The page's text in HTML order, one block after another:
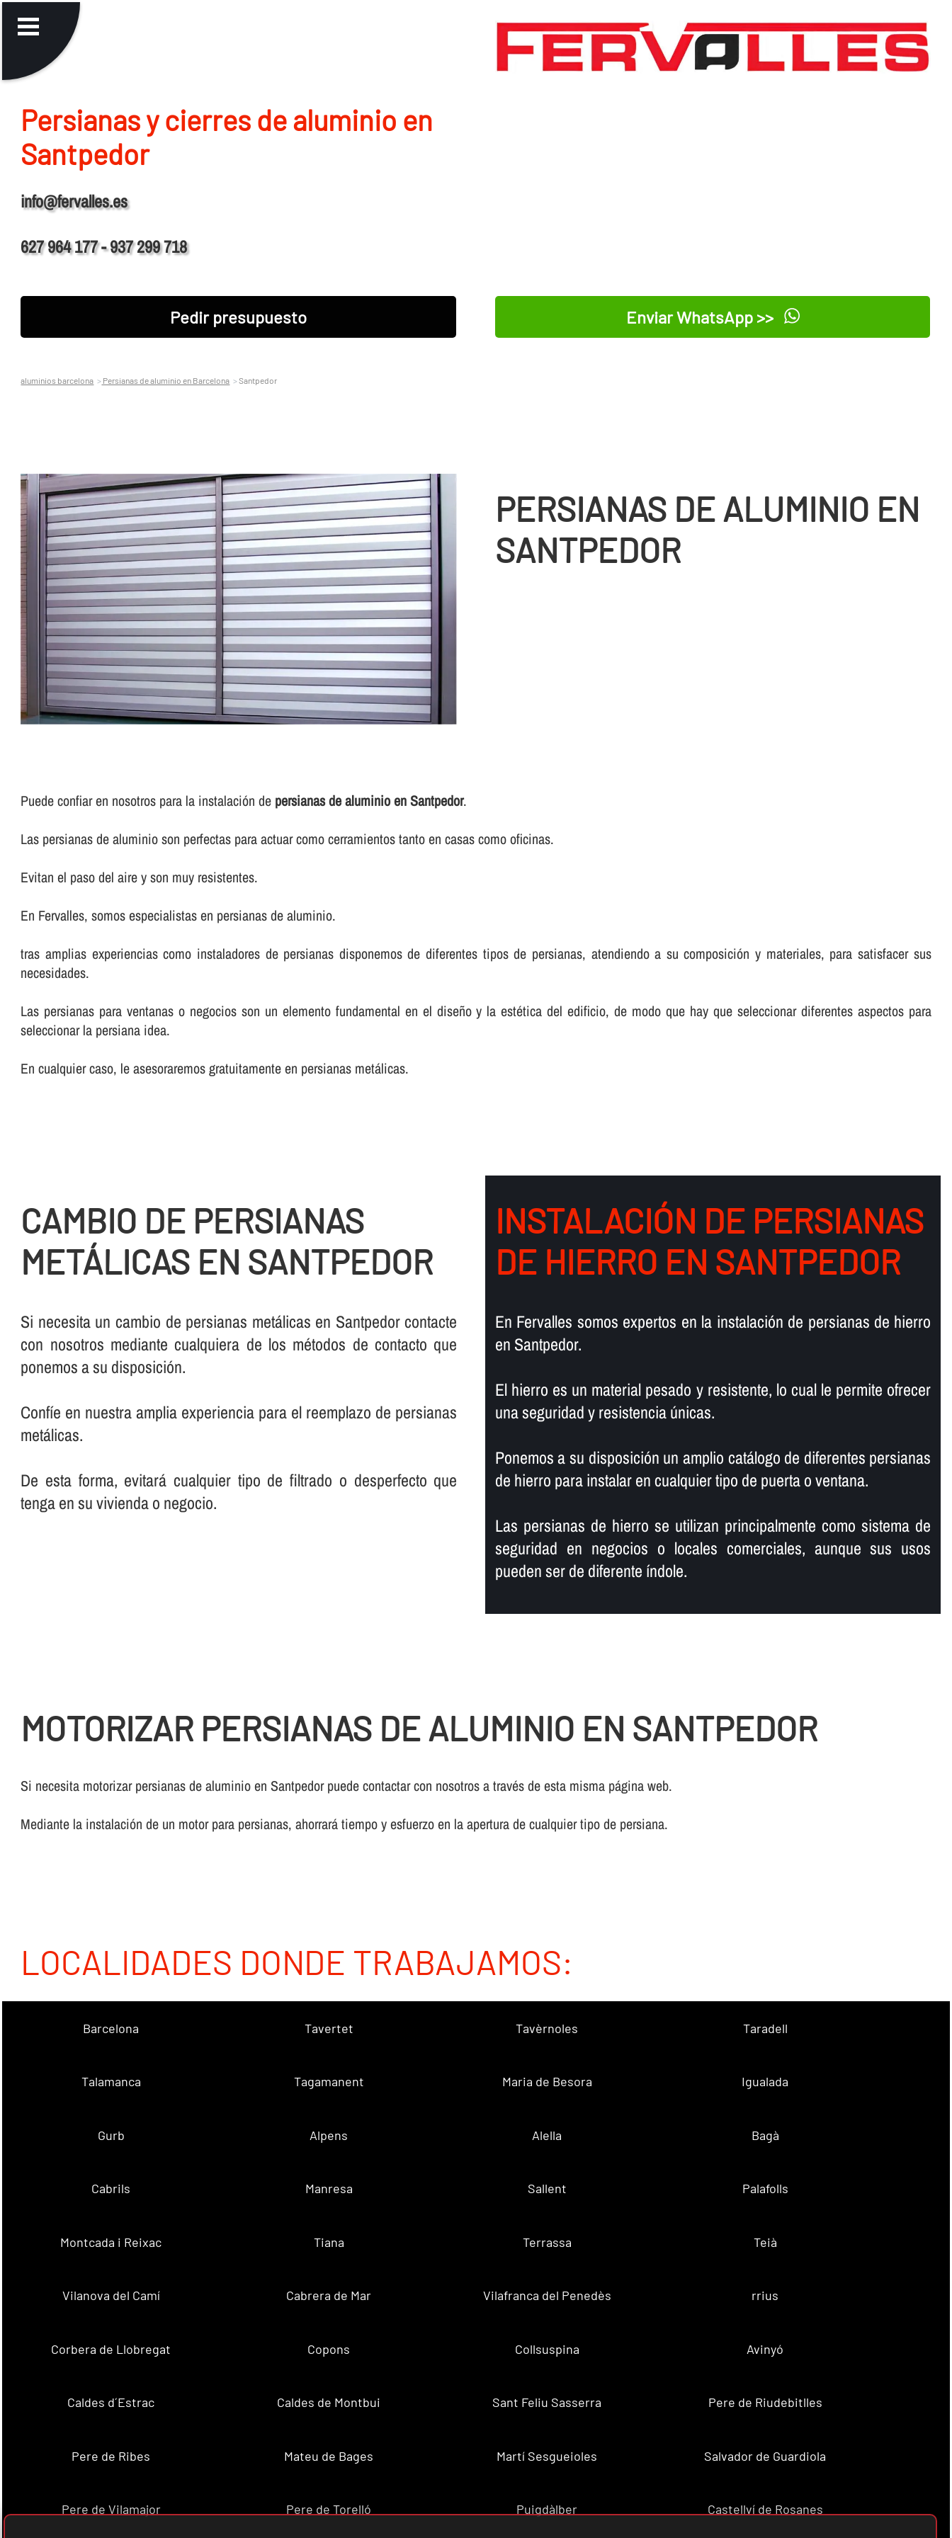
Persianas y cierres de aluminio en
Santpedor
info@fervalles.es
627 964 177 - 937 299 718
Pedir presupuesto Enviar WhatsApp >>
aluminios barcelona Persianas de aluminio en Barcelona Santpedor
PERSIANAS DE ALUMINIO EN
SANTPEDOR
Puede confiar en nosotros para la instalación de persianas de aluminio en Santpedor.
Las persianas de aluminio son perfectas para actuar como cerramientos tanto en casas como oficinas.
Evitan el paso del aire y son muy resistentes.
En Fervalles, somos especialistas en persianas de aluminio.
tras amplias experiencias como instaladores de persianas disponemos de diferentes tipos de persianas, atendiendo a su composición y materiales, para satisfacer sus
necesidades.
Las persianas para ventanas o negocios son un elemento fundamental en el diseño y la estética del edificio, de modo que hay que seleccionar diferentes aspectos para
seleccionar la persiana idea.
En cualquier caso, le asesoraremos gratuitamente en persianas metálicas.
CAMBIO DE PERSIANAS
METÁLICAS EN SANTPEDOR
Si necesita un cambio de persianas metálicas en Santpedor contacte
con nosotros mediante cualquiera de los métodos de contacto que
ponemos a su disposición.
Confí­e en nuestra amplia experiencia para el reemplazo de persianas
metálicas.
De esta forma, evitará cualquier tipo de filtrado o desperfecto que
tenga en su vivienda o negocio.
INSTALACIÓN DE PERSIANAS
DE HIERRO EN SANTPEDOR
En Fervalles somos expertos en la instalación de persianas de hierro
en Santpedor.
El hierro es un material pesado y resistente, lo cual le permite ofrecer
una seguridad y resistencia únicas.
Ponemos a su disposición un amplio catálogo de diferentes persianas
de hierro para instalar en cualquier tipo de puerta o ventana.
Las persianas de hierro se utilizan principalmente como sistema de
seguridad en negocios o locales comerciales, aunque sus usos
pueden ser de diferente í­ndole.
MOTORIZAR PERSIANAS DE ALUMINIO EN SANTPEDOR
Si necesita motorizar persianas de aluminio en Santpedor puede contactar con nosotros a través de esta misma página web.
Mediante la instalación de un motor para persianas, ahorrará tiempo y esfuerzo en la apertura de cualquier tipo de persiana.
LOCALIDADES DONDE TRABAJAMOS:
Barcelona Tavertet Tavèrnoles Taradell
Talamanca Tagamanent Maria de Besora Igualada
Gurb Alpens Alella Bagà
Cabrils Manresa Sallent Palafolls
Montcada i Reixac Tiana Terrassa Teià
Vilanova del Camí Cabrera de Mar Vilafranca del Penedès rrius
Corbera de Llobregat Copons Collsuspina Avinyó
Caldes d´Estrac Caldes de Montbui Sant Feliu Sasserra Pere de Riudebitlles
Pere de Ribes Mateu de Bages Martí Sesgueioles Salvador de Guardiola
Pere de Vilamajor Pere de Torelló Puigdàlber Castellví de Rosanes